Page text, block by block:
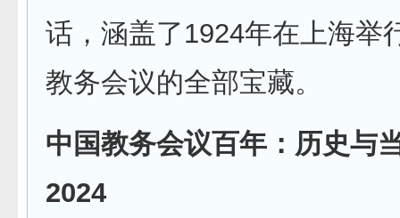
话，涵盖了1924年在上海举
教务会议的全部宝藏。
中国教务会议百年：历史与
2024